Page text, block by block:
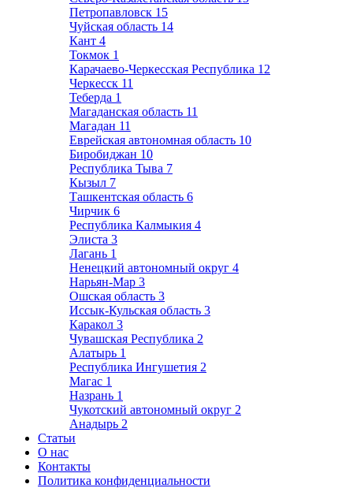
Петропавловск 15
Чуйская область 14
Кант 4
Токмок 1
Карачаево-Черкесская Республика 12
Черкесск 11
Теберда 1
Магаданская область 11
Магадан 11
Еврейская автономная область 10
Биробиджан 10
Республика Тыва 7
Кызыл 7
Ташкентская область 6
Чирчик 6
Республика Калмыкия 4
Элиста 3
Лагань 1
Ненецкий автономный округ 4
Нарьян-Мар 3
Ошская область 3
Иссык-Кульская область 3
Каракол 3
Чувашская Республика 2
Алатырь 1
Республика Ингушетия 2
Магас 1
Назрань 1
Чукотский автономный округ 2
Анадырь 2
Статьи
О нас
Контакты
Политика конфиденциальности